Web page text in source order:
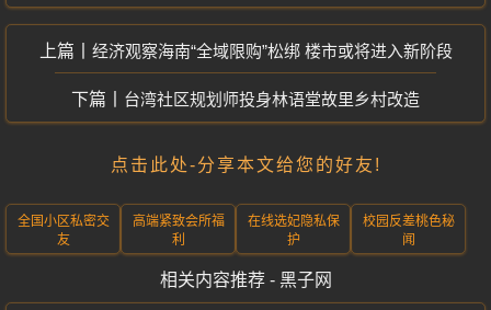
经济观察海南“全域限购”松绑 楼市或将进入新阶段
台湾社区规划师投身林语堂故里乡村改造
点击此处-分享本文给您的好友!
全国小区私密交
友
高端紧致会所福
利
在线选妃隐私保
护
校园反差桃色秘
闻
相关内容推荐 - 黑子网